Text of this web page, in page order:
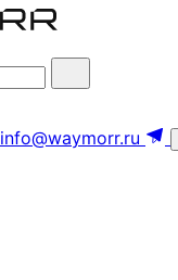
info@waymorr.ru